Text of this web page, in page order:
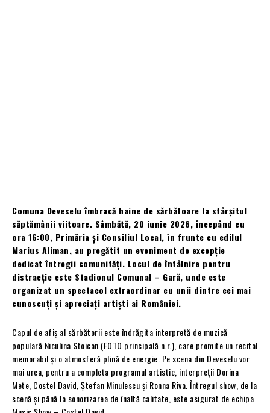
Comuna Deveselu îmbracă haine de sărbătoare la sfârșitul
săptămânii viitoare. Sâmbătă, 20 iunie 2026, începând cu
ora 16:00, Primăria și Consiliul Local, în frunte cu edilul
Marius Aliman, au pregătit un eveniment de excepție
dedicat întregii comunități. Locul de întâlnire pentru
distracție este Stadionul Comunal – Gară, unde este
organizat un spectacol extraordinar cu unii dintre cei mai
cunoscuți și apreciați artiști ai României.
Capul de afiș al sărbătorii este îndrăgita interpretă de muzică
populară Niculina Stoican (FOTO principală n.r.), care promite un recital
memorabil și o atmosferă plină de energie. Pe scena din Deveselu vor
mai urca, pentru a completa programul artistic, interpreții Dorina
Mete, Costel David, Ștefan Minulescu și Ronna Riva. Întregul show, de la
scenă și până la sonorizarea de înaltă calitate, este asigurat de echipa